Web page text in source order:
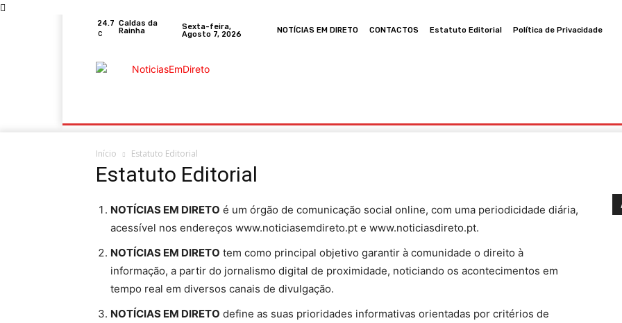
24.7
C
Caldas da
Rainha
Sexta-feira,
Agosto 7, 2026
NOTÍCIAS EM DIRETO CONTACTOS Estatuto Editorial Política de Privacidade
Início Estatuto Editorial
Estatuto Editorial
NOTÍCIAS EM DIRETO é um órgão de comunicação social online, com uma periodicidade diária,
acessível nos endereços www.noticiasemdireto.pt e www.noticiasdireto.pt.
NOTÍCIAS EM DIRETO tem como principal objetivo garantir à comunidade o direito à
informação, a partir do jornalismo digital de proximidade, noticiando os acontecimentos em
tempo real em diversos canais de divulgação.
NOTÍCIAS EM DIRETO define as suas prioridades informativas orientadas por critérios de